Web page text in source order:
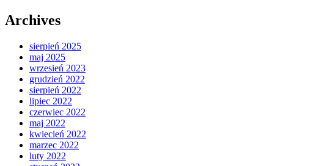
Archives
sierpień 2025
maj 2025
wrzesień 2023
grudzień 2022
sierpień 2022
lipiec 2022
czerwiec 2022
maj 2022
kwiecień 2022
marzec 2022
luty 2022